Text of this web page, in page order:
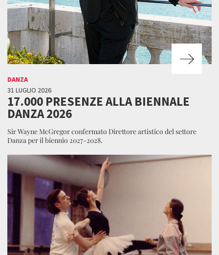
DANZA
31 LUGLIO 2026
17.000 PRESENZE ALLA BIENNALE
DANZA 2026
Sir Wayne McGregor confermato Direttore artistico del settore
Danza per il biennio 2027-2028.